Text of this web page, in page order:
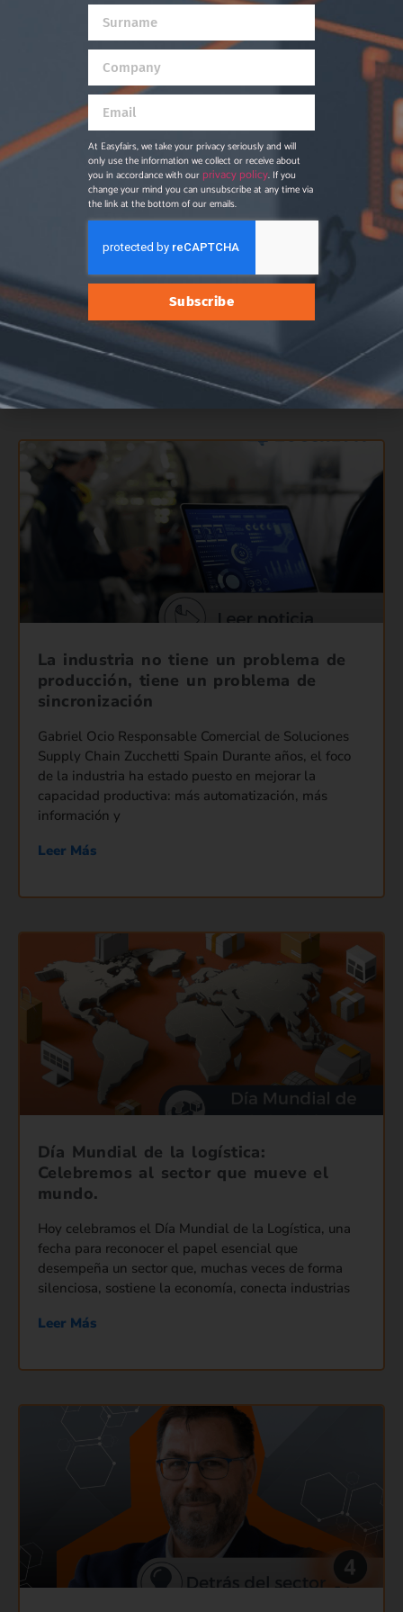
El Flete a Examen: ¿Hacia dónde
marítima y cómo el enfriamiento del consumo está
redefiniendo las reglas de juego para el cargador. Si
observamos el SCFI (Shanghai Containerized Freight
Leer Más
La industria no tiene un problema de
producción, tiene un problema de
sincronización
Gabriel Ocio Responsable Comercial de Soluciones
Supply Chain Zucchetti Spain Durante años, el foco
de la industria ha estado puesto en mejorar la
capacidad productiva: más automatización, más
información y
Leer Más
Día Mundial de la logística:
Celebremos al sector que mueve el
mundo.
Hoy celebramos el Día Mundial de la Logística, una
fecha para reconocer el papel esencial que
desempeña un sector que, muchas veces de forma
silenciosa, sostiene la economía, conecta industrias
Leer Más
At Easyfairs, we take your privacy seriously and will
only use the information we collect or receive about
you in accordance with our privacy policy. If you
change your mind you can unsubscribe at any time via
the link at the bottom of our emails.
Subscribe